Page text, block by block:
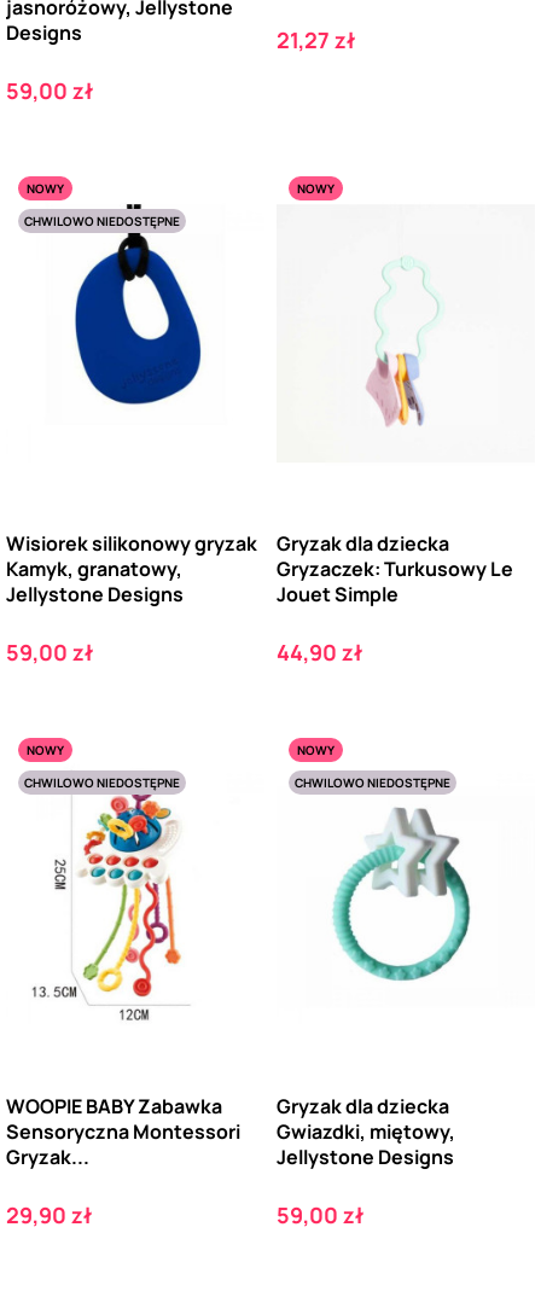
jasnoróżowy, Jellystone
Designs
Cena
59,00 zł
Cena
21,27 zł
NOWY
CHWILOWO NIEDOSTĘPNE
Wisiorek silikonowy gryzak
Kamyk, granatowy,
Jellystone Designs
Cena
59,00 zł
NOWY
Gryzak dla dziecka
Gryzaczek: Turkusowy Le
Jouet Simple
Cena
44,90 zł
NOWY
CHWILOWO NIEDOSTĘPNE
WOOPIE BABY Zabawka
Sensoryczna Montessori
Gryzak...
Cena
29,90 zł
NOWY
CHWILOWO NIEDOSTĘPNE
Gryzak dla dziecka
Gwiazdki, miętowy,
Jellystone Designs
Cena
59,00 zł